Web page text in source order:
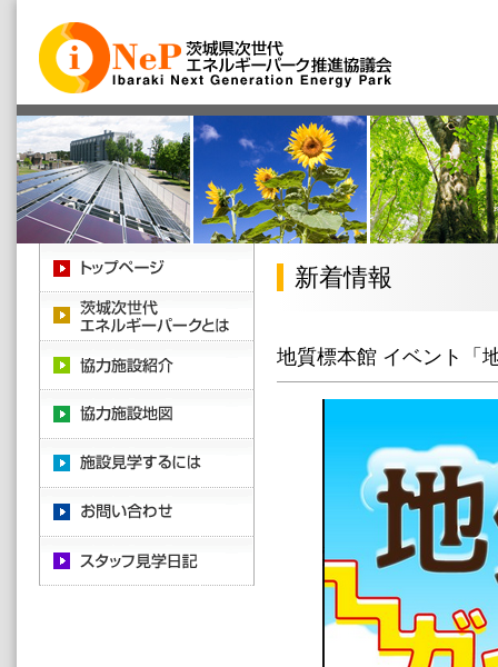
新着情報
地質標本館 イベント「